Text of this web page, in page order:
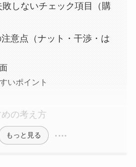
しないチェック項目（購
意点（ナット・干渉・は
いポイント
の考え方
もっと見る